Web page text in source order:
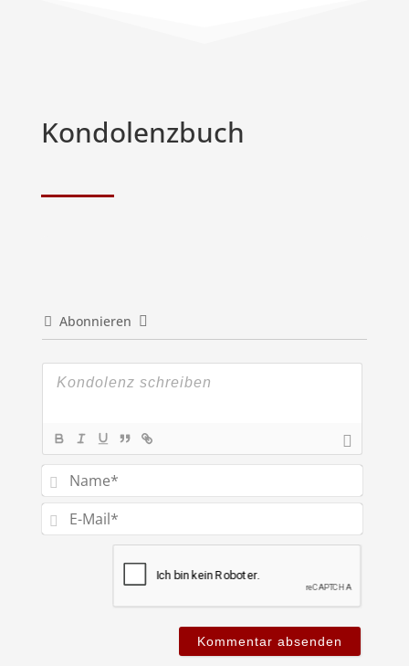
Kondolenzbuch
Abonnieren
Name*
E-
Mail*